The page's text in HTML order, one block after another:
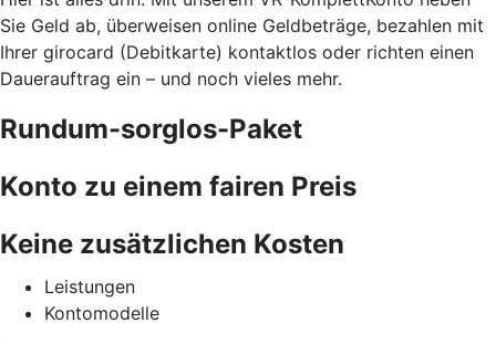
Sie Geld ab, überweisen online Geldbeträge, bezahlen mit
Ihrer girocard (Debitkarte) kontaktlos oder richten einen
Dauerauftrag ein – und noch vieles mehr.
Rundum-sorglos-Paket
Konto zu einem fairen Preis
Keine zusätzlichen Kosten
Leistungen
Kontomodelle